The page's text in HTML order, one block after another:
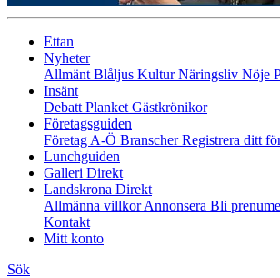
Ettan
Nyheter
Allmänt Blåljus KulturNäringsliv Nöje
Insänt
Debatt Planket Gästkrönikor
Företagsguiden
Företag A-Ö BranscherRegistrera ditt
Lunchguiden
Galleri Direkt
Landskrona Direkt
Allmänna villkorAnnonsera Bli
Kontakt
Mitt konto
Sök